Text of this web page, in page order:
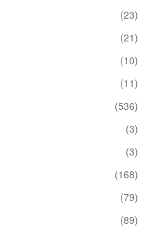
(23)
(21)
(10)
(11)
(536)
(3)
(3)
(168)
(79)
(89)